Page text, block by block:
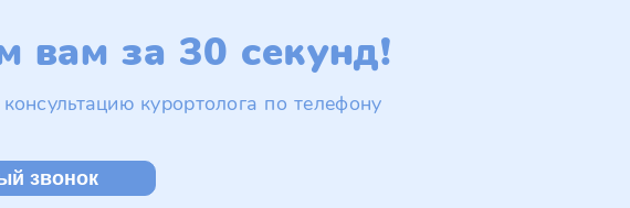
вам за 30 секунд!
курортолога по телефону
звонок